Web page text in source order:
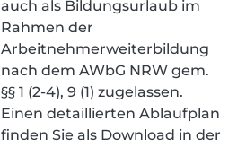
auch als Bildungsurlaub im
Rahmen der
Arbeitnehmerweiterbildung
nach dem AWbG NRW gem.
§§ 1 (2-4), 9 (1) zugelassen.
Einen detaillierten Ablaufplan
finden Sie als Download in der